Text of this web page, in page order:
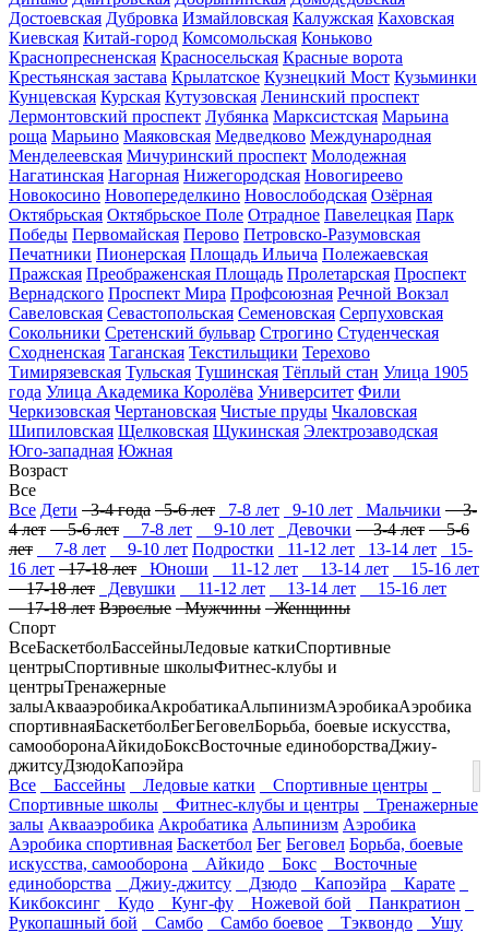
Достоевская Дубровка Измайловская Калужская Каховская
Киевская Китай-город Комсомольская Коньково
Краснопресненская Красносельская Красные ворота
Крестьянская застава Крылатское Кузнецкий Мост Кузьминки
Кунцевская Курская Кутузовская Ленинский проспект
Лермонтовский проспект Лубянка Марксистская Марьина
роща Марьино Маяковская Медведково Международная
Менделеевская Мичуринский проспект Молодежная
Нагатинская Нагорная Нижегородская Новогиреево
Новокосино Новопеределкино Новослободская Озёрная
Октябрьская Октябрьское Поле Отрадное Павелецкая Парк
Победы Первомайская Перово Петровско-Разумовская
Печатники Пионерская Площадь Ильича Полежаевская
Пражская Преображенская Площадь Пролетарская Проспект
Вернадского Проспект Мира Профсоюзная Речной Вокзал
Савеловская Севастопольская Семеновская Серпуховская
Сокольники Сретенский бульвар Строгино Студенческая
Сходненская Таганская Текстильщики Терехово
Тимирязевская Тульская Тушинская Тёплый стан Улица 1905
года Улица Академика Королёва Университет Фили
Черкизовская Чертановская Чистые пруды Чкаловская
Шипиловская Щелковская Щукинская Электрозаводская
Юго-западная Южная
Возраст
Все
Все Дети 3-4 года 5-6 лет 7-8 лет 9-10 лет Мальчики 3-
4 лет 5-6 лет 7-8 лет 9-10 лет Девочки 3-4 лет 5-6
лет
7-8 лет 9-10 лет Подростки 11-12 лет 13-14 лет
15-
16 лет 17-18 лет Юноши 11-12 лет 13-14 лет
15-16 лет
17-18 лет
Девушки 11-12 лет 13-14 лет
15-16 лет
17-18 лет Взрослые Мужчины Женщины
Спорт
ВсеБаскетболБассейныЛедовые каткиСпортивные
центрыСпортивные школыФитнес-клубы и
центрыТренажерные
залыАквааэробикаАкробатикаАльпинизмАэробикаАэробика
спортивнаяБаскетболБегБеговелБорьба, боевые искусства,
самооборонаАйкидоБоксВосточные единоборстваДжиу-
джитсуДзюдоКапоэйра
Все
Бассейны Ледовые катки
Спортивные центры
Спортивные школы
Фитнес-клубы и центры
Тренажерные
залы Аквааэробика Акробатика Альпинизм Аэробика
Аэробика спортивная Баскетбол Бег Беговел Борьба, боевые
искусства, самооборона
Айкидо Бокс
Восточные
единоборства
Джиу-джитсу Дзюдо Капоэйра
Карате
Кикбоксинг
Кудо Кунг-фу Ножевой бой
Панкратион
Рукопашный бой
Самбо Самбо боевое Тэквондо Ушу